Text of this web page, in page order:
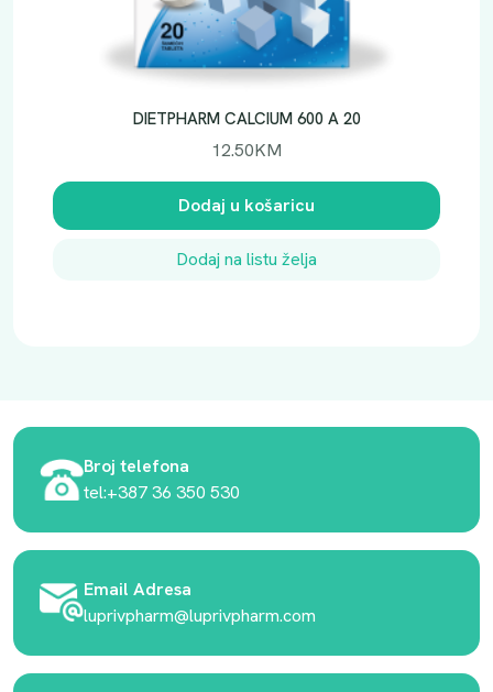
DIETPHARM CALCIUM 600 A 20
12.50KM
Dodaj u košaricu
Dodaj na listu želja
Broj telefona
tel:+387 36 350 530
Email Adresa
luprivpharm@luprivpharm.com